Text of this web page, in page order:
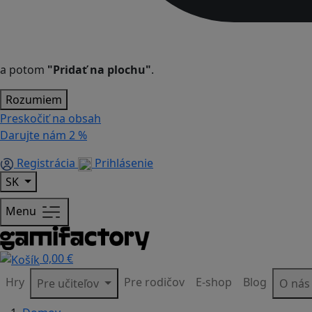
a potom "Pridať na plochu".
Rozumiem
Preskočiť na obsah
Darujte nám 2 %
Registrácia
Prihlásenie
SK
Menu
0,00 €
Hry
Pre učiteľov Pre rodičov E-shop Blog
O nás